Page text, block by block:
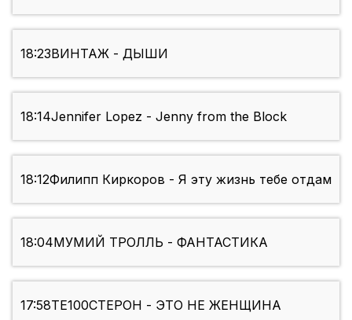
18:23ВИНТАЖ - ДЫШИ
18:14Jennifer Lopez - Jenny from the Block
18:12Филипп Киркоров - Я эту жизнь тебе отдам
18:04МУМИЙ ТРОЛЛЬ - ФАНТАСТИКА
17:58TE100СТЕРОН - ЭТО НЕ ЖЕНЩИНА